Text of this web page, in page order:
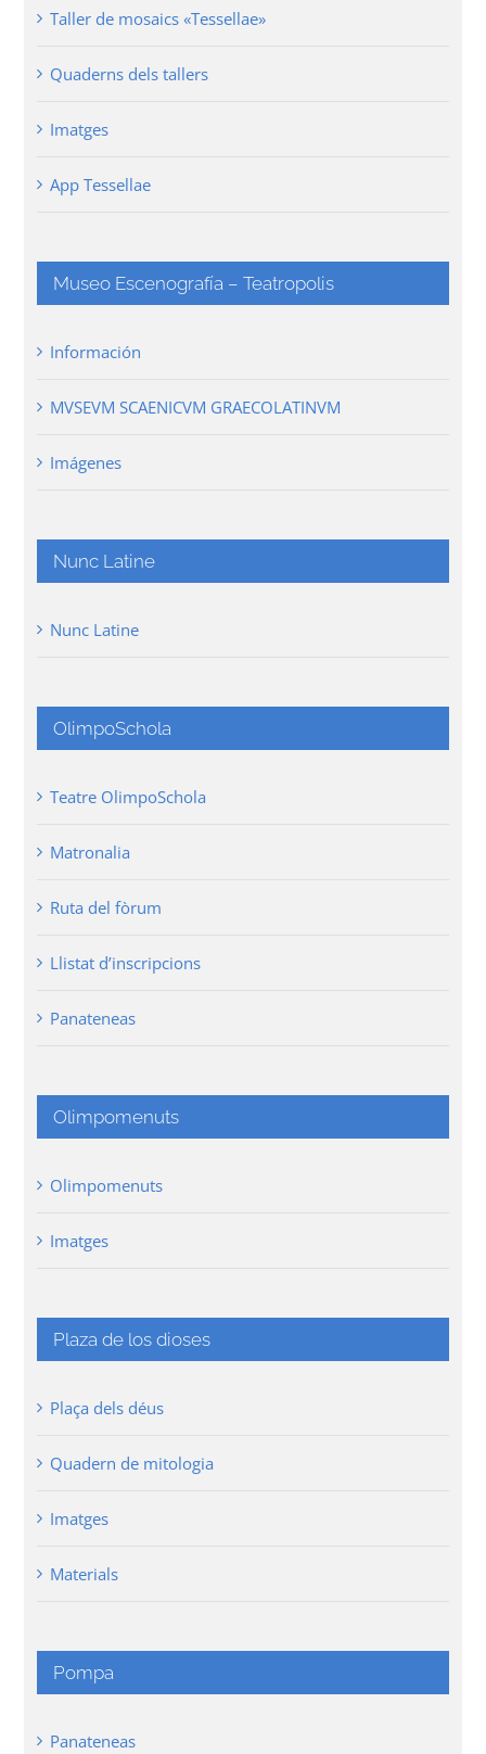
Taller de mosaics «Tessellae»
Quaderns dels tallers
Imatges
App Tessellae
Museo Escenografía – Teatropolis
Información
MVSEVM SCAENICVM GRAECOLATINVM
Imágenes
Nunc Latine
Nunc Latine
OlimpoSchola
Teatre OlimpoSchola
Matronalia
Ruta del fòrum
Llistat d’inscripcions
Panateneas
Olimpomenuts
Olimpomenuts
Imatges
Plaza de los dioses
Plaça dels déus
Quadern de mitologia
Imatges
Materials
Pompa
Panateneas